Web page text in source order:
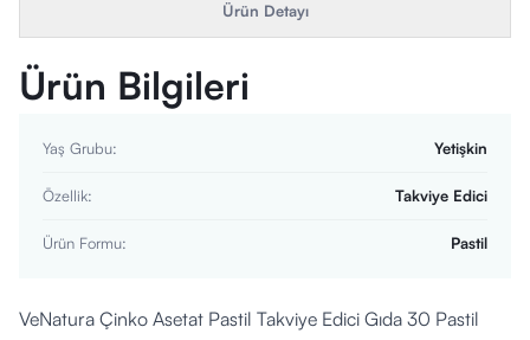
Ürün Detayı
Ürün Bilgileri
Yaş Grubu: Yetişkin
Özellik: Takviye Edici
Ürün Formu: Pastil
VeNatura Çinko Asetat Pastil Takviye Edici Gıda 30 Pastil